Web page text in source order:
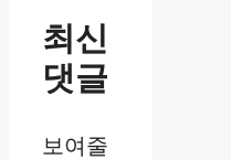
최신
댓글
보여줄